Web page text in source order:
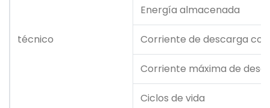
técnico
Energía almacenada
Corriente de descarga
Corriente máxima de
Ciclos de vida